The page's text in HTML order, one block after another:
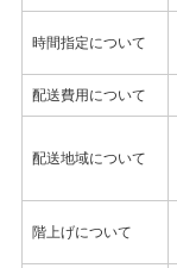
時間指定について
配送費用について
配送地域について
階上げについて